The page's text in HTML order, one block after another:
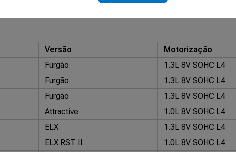
Versão Motorização
Furgão 1.3L 8V SOHC L4
Furgão 1.3L 8V SOHC L4
Furgão 1.3L 8V SOHC L4
Attractive 1.0L 8V SOHC L4
ELX 1.3L 8V SOHC L4
ELX RST II 1.0L 8V SOHC L4